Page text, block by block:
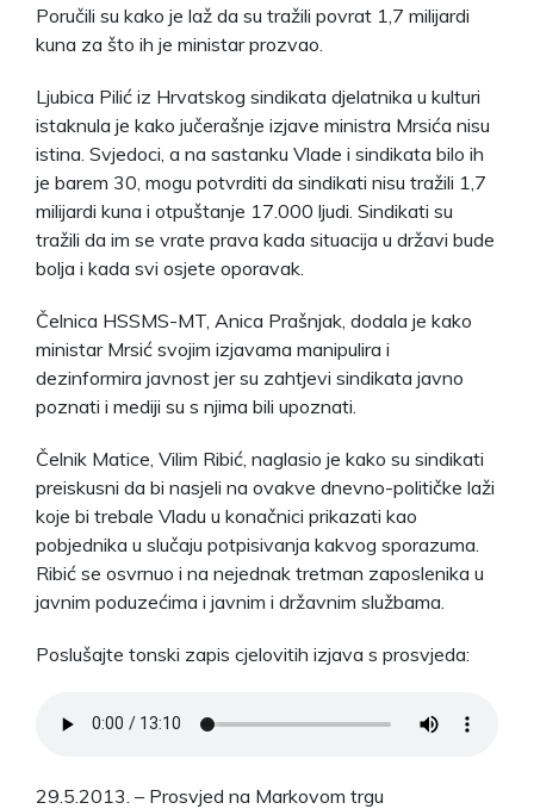
Poručili su kako je laž da su tražili povrat 1,7 milijardi
kuna za što ih je ministar prozvao.
Ljubica Pilić iz Hrvatskog sindikata djelatnika u kulturi
istaknula je kako jučerašnje izjave ministra Mrsića nisu
istina. Svjedoci, a na sastanku Vlade i sindikata bilo ih
je barem 30, mogu potvrditi da sindikati nisu tražili 1,7
milijardi kuna i otpuštanje 17.000 ljudi. Sindikati su
tražili da im se vrate prava kada situacija u državi bude
bolja i kada svi osjete oporavak.
Čelnica HSSMS-MT, Anica Prašnjak, dodala je kako
ministar Mrsić svojim izjavama manipulira i
dezinformira javnost jer su zahtjevi sindikata javno
poznati i mediji su s njima bili upoznati.
Čelnik Matice, Vilim Ribić, naglasio je kako su sindikati
preiskusni da bi nasjeli na ovakve dnevno-političke laži
koje bi trebale Vladu u konačnici prikazati kao
pobjednika u slučaju potpisivanja kakvog sporazuma.
Ribić se osvrnuo i na nejednak tretman zaposlenika u
javnim poduzećima i javnim i državnim službama.
Poslušajte tonski zapis cjelovitih izjava s prosvjeda:
29.5.2013. – Prosvjed na Markovom trgu